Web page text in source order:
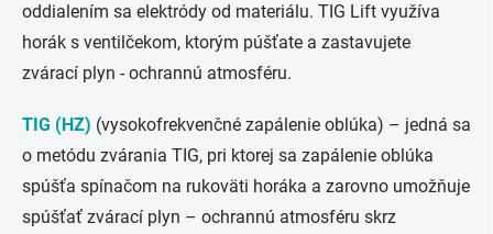
oddialením sa elektródy od materiálu. TIG Lift využíva
horák s ventilčekom, ktorým púšťate a zastavujete
zvárací plyn - ochrannú atmosféru.
TIG (HZ) (vysokofrekvenčné zapálenie oblúka) – jedná sa
o metódu zvárania TIG, pri ktorej sa zapálenie oblúka
spúšťa spínačom na rukoväti horáka a zarovno umožňuje
spúšťať zvárací plyn – ochrannú atmosféru skrz